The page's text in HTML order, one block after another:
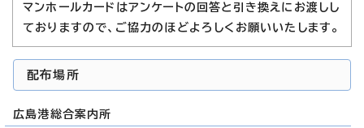
マンホールカードはアンケートの回答と引き換えにお渡しし
ておりますので、ご協力のほどよろしくお願いいたします。
配布場所
広島港総合案内所